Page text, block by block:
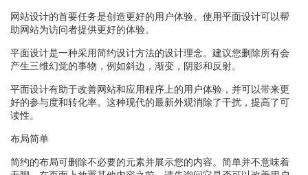
网站设计的首要任务是创造更好的用户体验。使用平面设计可以帮
助网站为访问者提供更好的体验。
平面设计是一种采用简约设计方法的设计理念。建议您删除所有会
产生三维幻觉的事物，例如斜边，渐变，阴影和反射。
平面设计有助于改善网站和应用程序上的用户体验，并可以带来更
好的参与度和转化率。这种现代的最新外观消除了干扰，提高了可
读性。
布局简单
简约的布局可删除不必要的元素并展示您的内容。简单并不意味着